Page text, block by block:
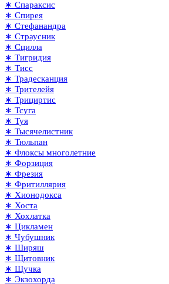
∗ Спараксис
∗ Спирея
∗ Стефанандра
∗ Страусник
∗ Сцилла
∗ Тигридия
∗ Тисс
∗ Традесканция
∗ Трителейя
∗ Трициртис
∗ Тсуга
∗ Туя
∗ Тысячелистник
∗ Тюльпан
∗ Флоксы многолетние
∗ Форзиция
∗ Фрезия
∗ Фритиллярия
∗ Хионодокса
∗ Хоста
∗ Хохлатка
∗ Цикламен
∗ Чубушник
∗ Ширяш
∗ Щитовник
∗ Щучка
∗ Экзохорда